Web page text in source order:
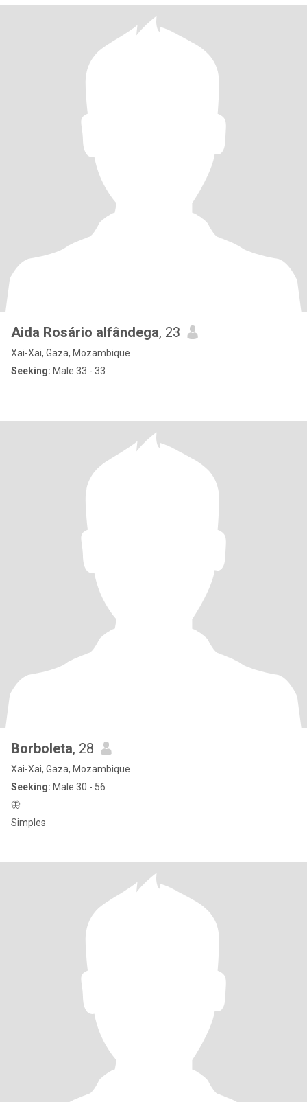
Aida Rosário alfândega, 23
Xai-Xai, Gaza, Mozambique
Seeking: Male 33 - 33
Borboleta, 28
Xai-Xai, Gaza, Mozambique
Seeking: Male 30 - 56
🦋
Simples